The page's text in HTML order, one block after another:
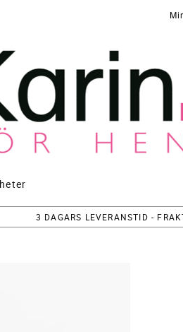
3 DAGARS LEVERANSTID -